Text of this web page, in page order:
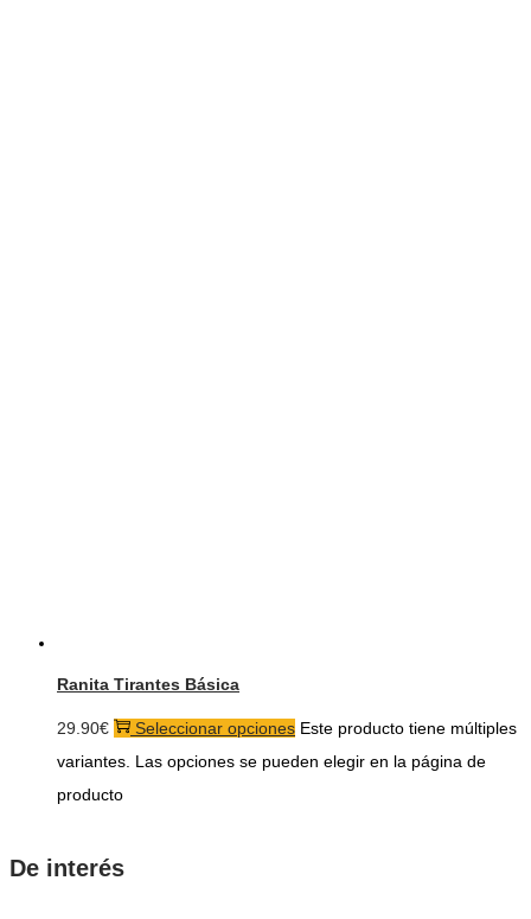
Ranita Tirantes Básica
29.90€ Seleccionar opciones Este producto tiene múltiples
variantes. Las opciones se pueden elegir en la página de
producto
De interés